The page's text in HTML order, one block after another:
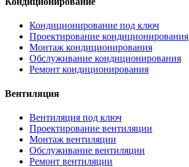
Кондиционирование под ключ
Проектирование кондиционирования
Монтаж кондиционирования
Обслуживание кондиционирования
Ремонт кондиционирования
Вентиляция
Вентиляция под ключ
Проектирование вентиляции
Монтаж вентиляции
Обслуживание вентиляции
Ремонт вентиляции